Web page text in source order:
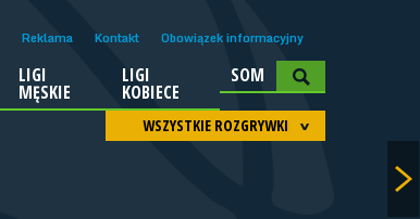
Reklama Kontakt Obowiązek informacyjny
LIGI
MĘSKIE
LIGI
KOBIECE
SOM
WSZYSTKIE ROZGRYWKI